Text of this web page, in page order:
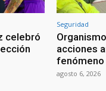
celebró
Seguridad
acciones
fenómeno
agosto 6, 2026